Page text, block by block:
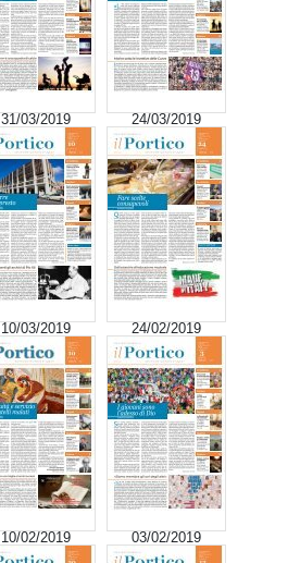
31/03/2019 24/03/2019
10/03/2019 24/02/2019
10/02/2019 03/02/2019